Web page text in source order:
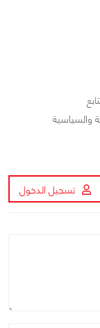
والسياسية
تسجيل الدخول